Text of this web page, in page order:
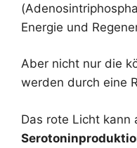
Energie und
Aber nicht nur die
werden durch eine
Das rote Licht kann